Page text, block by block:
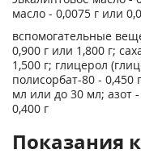
масло - 0,0075 г или
вспомогательные
0,900 г или 1,800 г;
1,500 г; глицерол
полисорбат-80 -
мл или до 30 мл; азот
0,400 г
Показания